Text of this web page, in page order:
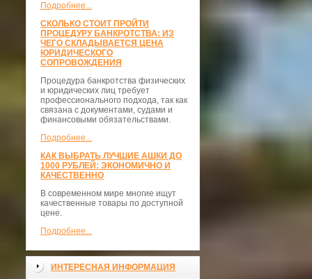
Подробнее...
СКОЛЬКО СТОИТ ПРОЙТИ
ПРОЦЕДУРУ БАНКРОТСТВА: ИЗ
ЧЕГО СКЛАДЫВАЕТСЯ ЦЕНА
ЮРИДИЧЕСКОГО
СОПРОВОЖДЕНИЯ
Процедура банкротства физических
и юридических лиц требует
профессионального подхода, так как
связана с документами, судами и
финансовыми обязательствами.
Подробнее...
КАК ВЫБРАТЬ ЛУЧШИЕ АШКИ ДО
1000 РУБЛЕЙ: ЭКОНОМИЧНО И
КАЧЕСТВЕННО
В современном мире многие ищут
качественные товары по доступной
цене.
Подробнее...
ИНТЕРЕСНАЯ ИНФОРМАЦИЯ